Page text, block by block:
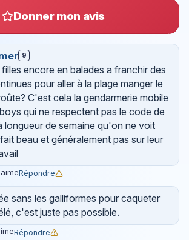
Donner mon avis
9
encore en balades a franchir des
pour aller à la plage manger le
C'est cela la gendarmerie mobile
qui ne respectent pas le code de
longueur de semaine qu'on ne voit
beau et généralement pas sur leur
Répondre
sans les galliformes pour caqueter
c'est juste pas possible.
Répondre